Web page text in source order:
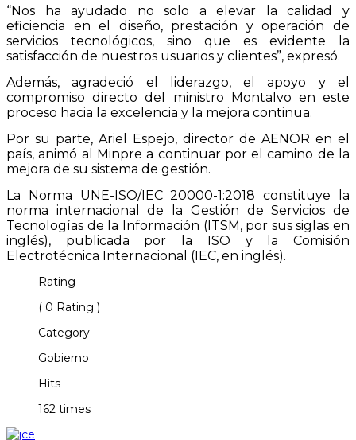
“Nos ha ayudado no solo a elevar la calidad y
eficiencia en el diseño, prestación y operación de
servicios tecnológicos, sino que es evidente la
satisfacción de nuestros usuarios y clientes”, expresó.
Además, agradeció el liderazgo, el apoyo y el
compromiso directo del ministro Montalvo en este
proceso hacia la excelencia y la mejora continua.
Por su parte, Ariel Espejo, director de AENOR en el
país, animó al Minpre a continuar por el camino de la
mejora de su sistema de gestión.
La Norma UNE-ISO/IEC 20000-1:2018 constituye la
norma internacional de la Gestión de Servicios de
Tecnologías de la Información (ITSM, por sus siglas en
inglés), publicada por la ISO y la Comisión
Electrotécnica Internacional (IEC, en inglés).
Rating
( 0 Rating )
Category
Gobierno
Hits
162 times